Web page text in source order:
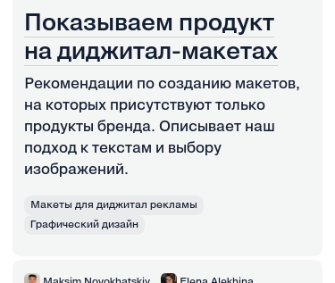
Показываем продукт
на диджитал-макетах
Рекомендации по созданию макетов,
на которых присутствуют только
продукты бренда. Описывает наш
подход к текстам и выбору
изображений.
Макеты для диджитал рекламы
Графический дизайн